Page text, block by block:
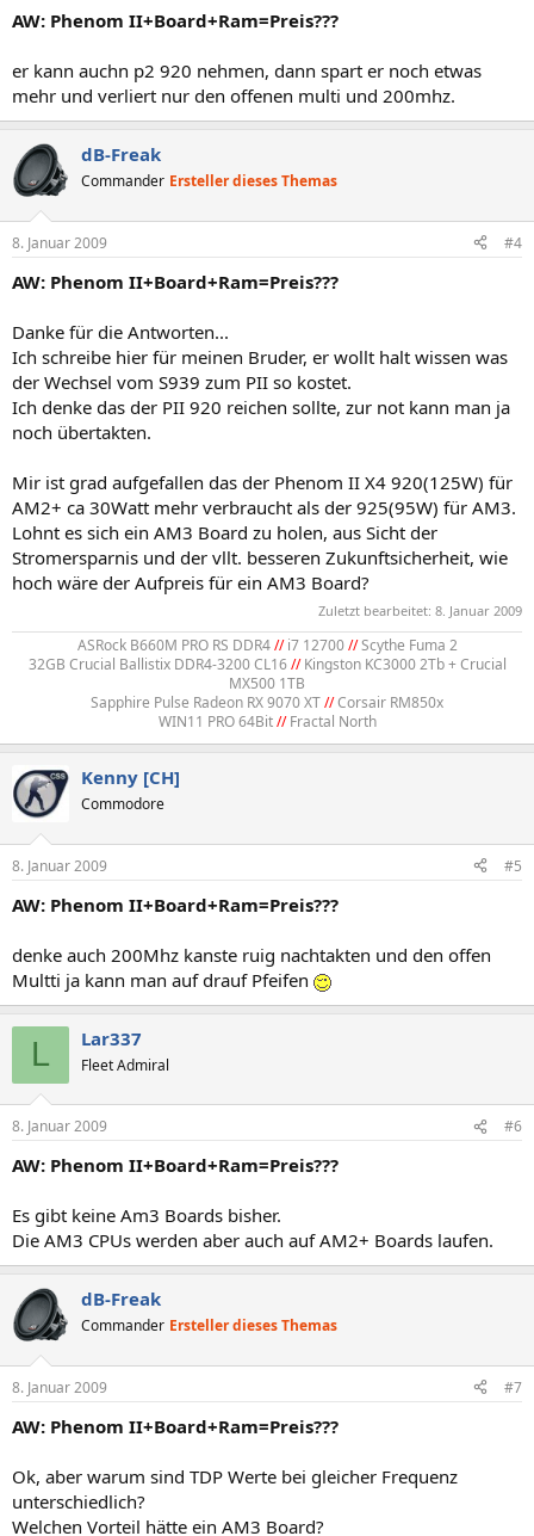
AW: Phenom II+Board+Ram=Preis???
er kann auchn p2 920 nehmen, dann spart er noch etwas
mehr und verliert nur den offenen multi und 200mhz.
dB-Freak
Commander Ersteller dieses Themas
8. Januar 2009 #4
AW: Phenom II+Board+Ram=Preis???
Danke für die Antworten...
Ich schreibe hier für meinen Bruder, er wollt halt wissen was
der Wechsel vom S939 zum PII so kostet.
Ich denke das der PII 920 reichen sollte, zur not kann man ja
noch übertakten.
Mir ist grad aufgefallen das der Phenom II X4 920(125W) für
AM2+ ca 30Watt mehr verbraucht als der 925(95W) für AM3.
Lohnt es sich ein AM3 Board zu holen, aus Sicht der
Stromersparnis und der vllt. besseren Zukunftsicherheit, wie
hoch wäre der Aufpreis für ein AM3 Board?
Zuletzt bearbeitet: 8. Januar 2009
ASRock B660M PRO RS DDR4//i7 12700//Scythe Fuma 2
32GB Crucial Ballistix DDR4-3200 CL16//Kingston KC3000 2Tb + Crucial
MX500 1TB
Sapphire Pulse Radeon RX 9070 XT//Corsair RM850x
WIN11 PRO 64Bit//Fractal North​
Kenny [CH]
Commodore
8. Januar 2009 #5
AW: Phenom II+Board+Ram=Preis???
denke auch 200Mhz kanste ruig nachtakten und den offen
Multti ja kann man auf drauf Pfeifen
L Lar337
Fleet Admiral
8. Januar 2009 #6
AW: Phenom II+Board+Ram=Preis???
Es gibt keine Am3 Boards bisher.
Die AM3 CPUs werden aber auch auf AM2+ Boards laufen.
dB-Freak
Commander Ersteller dieses Themas
8. Januar 2009 #7
AW: Phenom II+Board+Ram=Preis???
Ok, aber warum sind TDP Werte bei gleicher Frequenz
unterschiedlich?
Welchen Vorteil hätte ein AM3 Board?